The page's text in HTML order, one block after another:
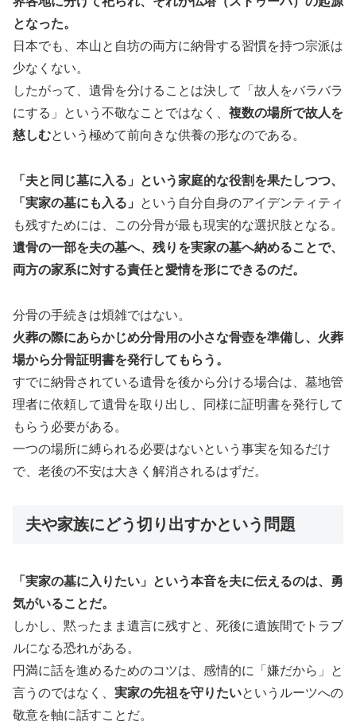
となった。
日本でも、本山と自坊の両方に納骨する習慣を持つ宗派は
少なくない。
したがって、遺骨を分けることは決して「故人をバラバラ
にする」という不敬なことではなく、 複数の場所で故人を
慈しむという極めて前向きな供養の形なのである。
「夫と同じ墓に入る」という家庭的な役割を果たしつつ、
「実家の墓にも入る」
という自分自身のアイデンティティ
も残すためには、この分骨が最も現実的な選択肢となる。
遺骨の一部を夫の墓へ、残りを実家の墓へ納めることで、
両方の家系に対する責任と愛情を形にできるのだ。
分骨の手続きは煩雑ではない。
火葬の際にあらかじめ分骨用の小さな骨壺を準備し、火葬
場から分骨証明書を発行してもらう。
すでに納骨されている遺骨を後から分ける場合は、墓地管
理者に依頼して遺骨を取り出し、同様に証明書を発行して
もらう必要がある。
一つの場所に縛られる必要はないという事実を知るだけ
で、老後の不安は大きく解消されるはずだ。
夫や家族にどう切り出すかという問題
「実家の墓に入りたい」という本音を夫に伝えるのは、勇
気がいることだ。
しかし、黙ったまま遺言に残すと、死後に遺族間でトラブ
ルになる恐れがある。
円満に話を進めるためのコツは、感情的に「嫌だから」と
言うのではなく、 実家の先祖を守りたいというルーツへの
敬意を軸に話すことだ。